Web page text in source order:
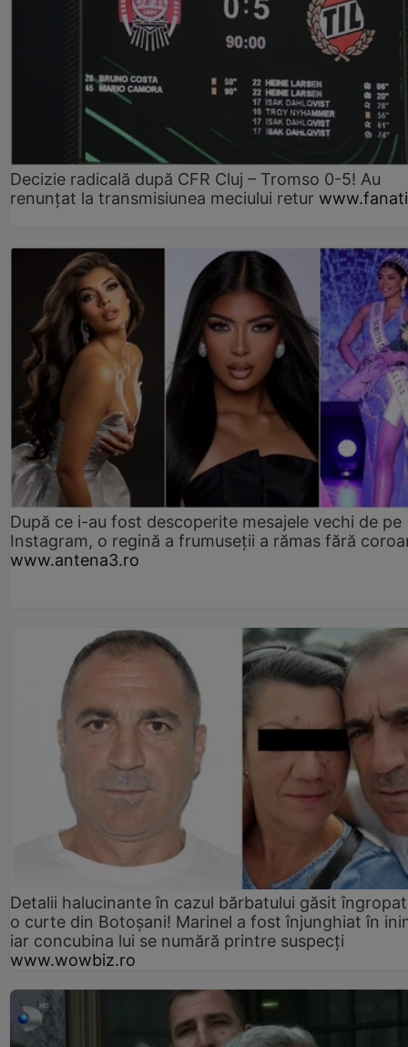
Decizie radicală după CFR Cluj – Tromso 0-5! Au
renunțat la transmisiunea meciului retur
După ce i-au fost descoperite mesajele vechi de pe
Instagram, o regină a frumuseții a rămas fără
www.antena3.ro
Detalii halucinante în cazul bărbatului găsit
o curte din Botoșani! Marinel a fost înjunghiat în
iar concubina lui se numără printre suspecți
www.wowbiz.ro